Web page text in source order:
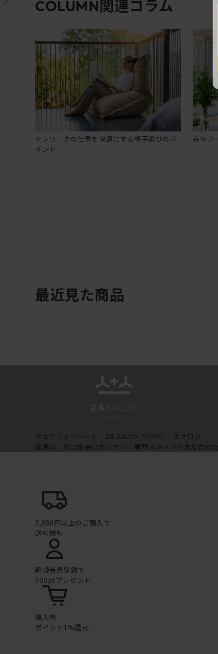
COLUMN 関連コラム
テレワークの仕事を快適にする椅子選びのポ
イント
在宅ワ
最近見た商品
チェアショールーム ZA SALON TOKYO
坐サロン
最高の一脚に出会いたい方へ 専門スタッフがあなたの
3,980円以上のご購入で
送料無料
新規会員登録で
500ptプレゼント
購入時
ポイント1%還元